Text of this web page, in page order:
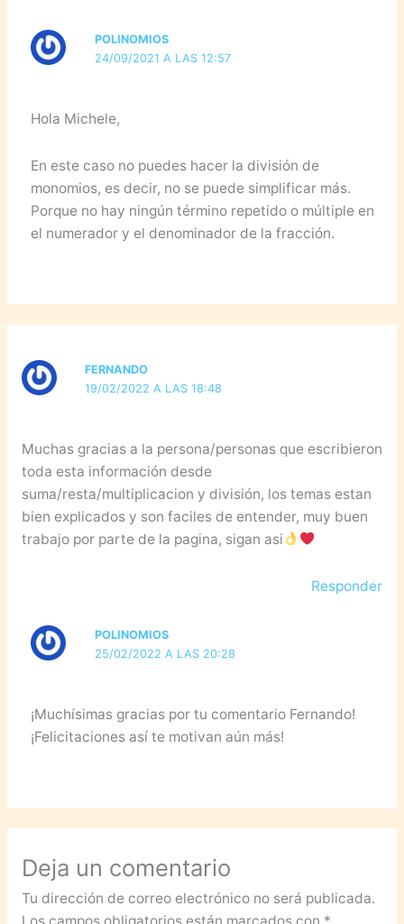
POLINOMIOS
24/09/2021 A LAS 12:57
Hola Michele,
En este caso no puedes hacer la división de
monomios, es decir, no se puede simplificar más.
Porque no hay ningún término repetido o múltiple en
el numerador y el denominador de la fracción.
FERNANDO
19/02/2022 A LAS 18:48
Muchas gracias a la persona/personas que escribieron
toda esta información desde
suma/resta/multiplicacion y división, los temas estan
bien explicados y son faciles de entender, muy buen
trabajo por parte de la pagina, sigan asi
Responder
POLINOMIOS
25/02/2022 A LAS 20:28
¡Muchísimas gracias por tu comentario Fernando!
¡Felicitaciones así te motivan aún más!
Deja un comentario
Tu dirección de correo electrónico no será publicada.